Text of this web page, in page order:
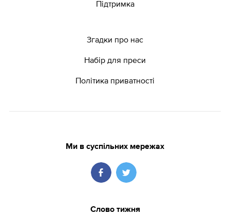
Підтримка
Згадки про нас
Набір для преси
Політика приватності
Ми в суспільних мережах
Слово тижня